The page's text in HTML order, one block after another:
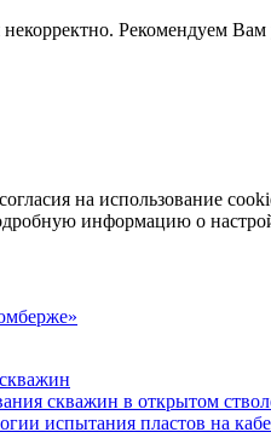
Рекомендуем
на использование
информацию о
скважин в открытом
испытания пластов на